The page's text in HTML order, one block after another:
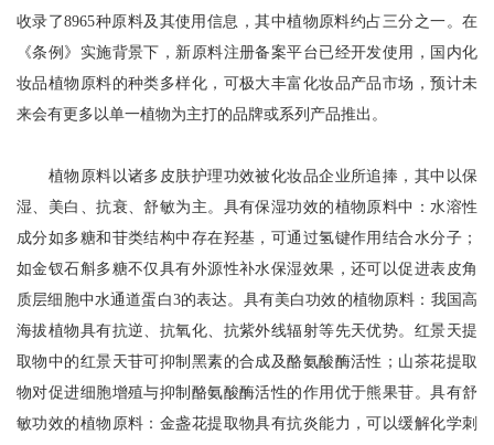
收录了8965种原料及其使用信息，其中植物原料约占三分之一。在
《条例》实施背景下，新原料注册备案平台已经开发使用，国内化
妆品植物原料的种类多样化，可极大丰富化妆品产品市场，预计未
来会有更多以单一植物为主打的品牌或系列产品推出。
植物原料以诸多皮肤护理功效被化妆品企业所追捧，其中以保
湿、美白、抗衰、舒敏为主。具有保湿功效的植物原料中：水溶性
成分如多糖和苷类结构中存在羟基，可通过氢键作用结合水分子；
如金钗石斛多糖不仅具有外源性补水保湿效果，还可以促进表皮角
质层细胞中水通道蛋白3的表达。具有美白功效的植物原料：我国高
海拔植物具有抗逆、抗氧化、抗紫外线辐射等先天优势。红景天提
取物中的红景天苷可抑制黑素的合成及酪氨酸酶活性；山茶花提取
物对促进细胞增殖与抑制酪氨酸酶活性的作用优于熊果苷。具有舒
敏功效的植物原料：金盏花提取物具有抗炎能力，可以缓解化学刺